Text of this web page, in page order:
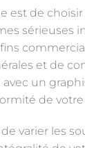
est de
et de
un
de
varier les